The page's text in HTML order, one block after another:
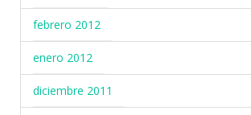
febrero 2012
enero 2012
diciembre 2011